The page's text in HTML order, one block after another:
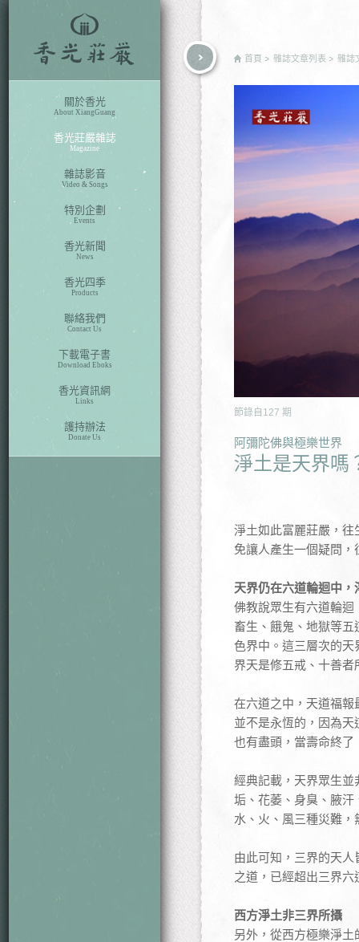
關於香光
About XiangGuang
香光莊嚴雜誌
Magazine
雜誌影音
Video & Songs
特別企劃
Events
香光新聞
News
香光四季
Products
聯絡我們
Contact Us
下載電子書
Download Eboks
香光資訊網
Links
護持辦法
Donate Us
首頁 雜誌文章列表 雜誌
節錄自 127 期
阿彌陀佛與極樂世界
淨土是天界嗎
淨土如此富麗莊嚴，
免讓人產生一個疑問
天界仍在六道輪迴中
佛教說眾生有六道輪
畜生、餓鬼、地獄等
色界中。這三層次的
界天是修五戒、十善
在六道之中，天道福
並不是永恆的，因為
也有盡頭，當壽命終
經典記載，天界眾生
垢、花萎、身臭、腋
水、火、風三種災難
由此可知，三界的天
之道，已經超出三界六
西方淨土非三界所攝
另外，從西方極樂淨